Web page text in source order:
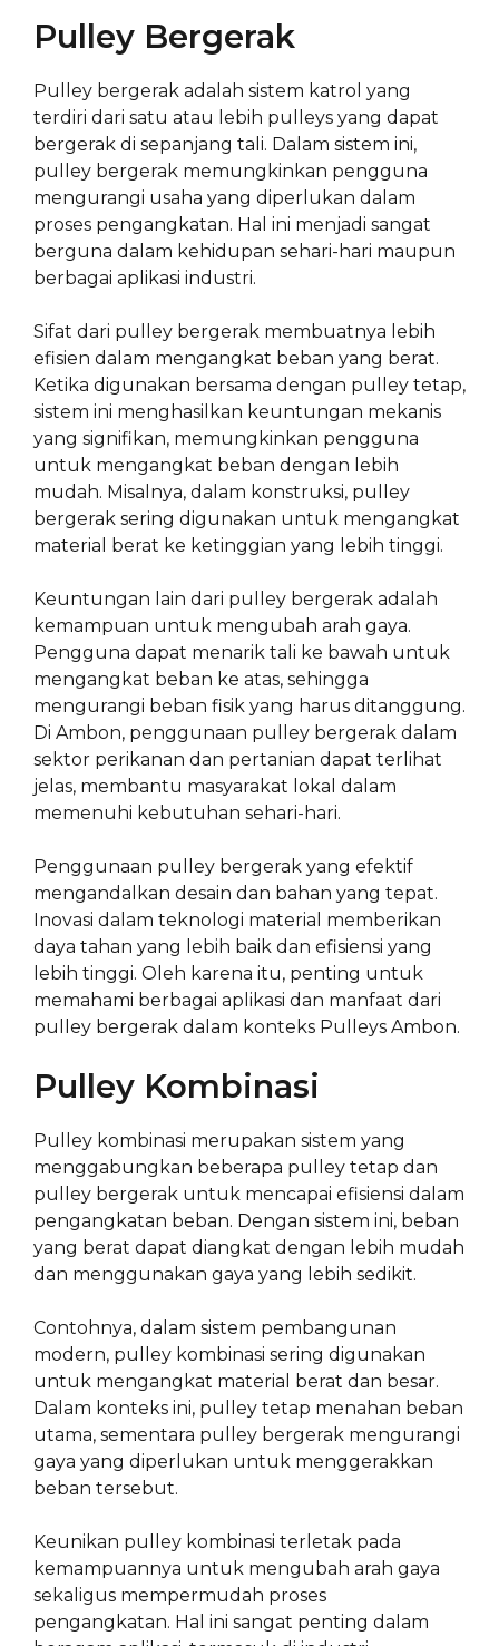
Pulley Bergerak
Pulley bergerak adalah sistem katrol yang
terdiri dari satu atau lebih pulleys yang dapat
bergerak di sepanjang tali. Dalam sistem ini,
pulley bergerak memungkinkan pengguna
mengurangi usaha yang diperlukan dalam
proses pengangkatan. Hal ini menjadi sangat
berguna dalam kehidupan sehari-hari maupun
berbagai aplikasi industri.
Sifat dari pulley bergerak membuatnya lebih
efisien dalam mengangkat beban yang berat.
Ketika digunakan bersama dengan pulley tetap,
sistem ini menghasilkan keuntungan mekanis
yang signifikan, memungkinkan pengguna
untuk mengangkat beban dengan lebih
mudah. Misalnya, dalam konstruksi, pulley
bergerak sering digunakan untuk mengangkat
material berat ke ketinggian yang lebih tinggi.
Keuntungan lain dari pulley bergerak adalah
kemampuan untuk mengubah arah gaya.
Pengguna dapat menarik tali ke bawah untuk
mengangkat beban ke atas, sehingga
mengurangi beban fisik yang harus ditanggung.
Di Ambon, penggunaan pulley bergerak dalam
sektor perikanan dan pertanian dapat terlihat
jelas, membantu masyarakat lokal dalam
memenuhi kebutuhan sehari-hari.
Penggunaan pulley bergerak yang efektif
mengandalkan desain dan bahan yang tepat.
Inovasi dalam teknologi material memberikan
daya tahan yang lebih baik dan efisiensi yang
lebih tinggi. Oleh karena itu, penting untuk
memahami berbagai aplikasi dan manfaat dari
pulley bergerak dalam konteks Pulleys Ambon.
Pulley Kombinasi
Pulley kombinasi merupakan sistem yang
menggabungkan beberapa pulley tetap dan
pulley bergerak untuk mencapai efisiensi dalam
pengangkatan beban. Dengan sistem ini, beban
yang berat dapat diangkat dengan lebih mudah
dan menggunakan gaya yang lebih sedikit.
Contohnya, dalam sistem pembangunan
modern, pulley kombinasi sering digunakan
untuk mengangkat material berat dan besar.
Dalam konteks ini, pulley tetap menahan beban
utama, sementara pulley bergerak mengurangi
gaya yang diperlukan untuk menggerakkan
beban tersebut.
Keunikan pulley kombinasi terletak pada
kemampuannya untuk mengubah arah gaya
sekaligus mempermudah proses
pengangkatan. Hal ini sangat penting dalam